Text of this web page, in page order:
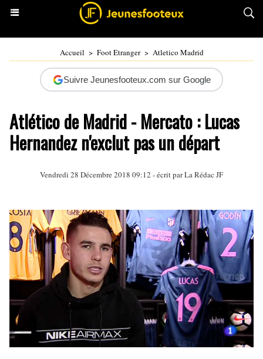
Accueil > Foot Etranger > Atletico Madrid
Suivre Jeunesfooteux.com sur Google
Atlético de Madrid - Mercato : Lucas
Hernandez n'exclut pas un départ
Vendredi 28 Décembre 2018 09:12 - écrit par La Rédac JF